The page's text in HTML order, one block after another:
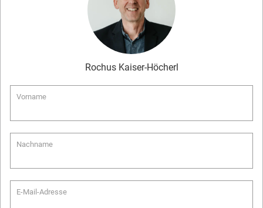
Rochus Kaiser-Höcherl
Vorname
Nachname
E-Mail-Adresse